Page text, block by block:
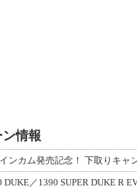
情報
DUKE／1390 SUPER DUKE R